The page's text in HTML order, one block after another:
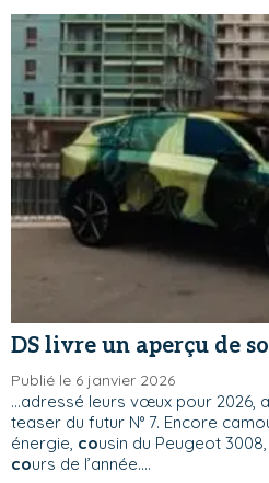
DS livre un aperçu de
Publié le 6 janvier 2026
...adressé leurs vœux pour 2026,
teaser du futur N° 7. Encore
énergie, cousin du Peugeot
cours de l’année....